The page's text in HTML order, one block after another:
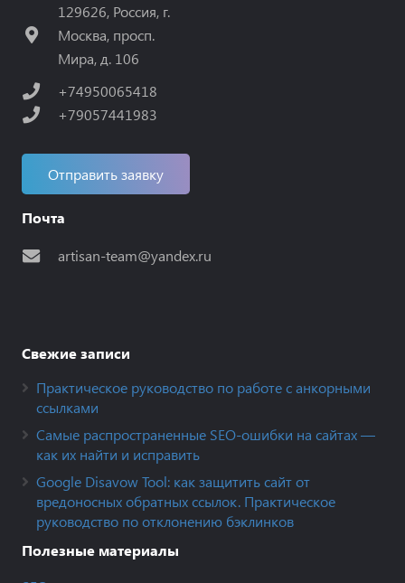
129626, Россия, г.
Москва, просп.
Мира, д. 106
+74950065418
+79057441983
Отправить заявку
Почта
artisan-team@yandex.ru
Свежие записи
Практическое руководство по работе с анкорными
ссылками
Самые распространенные SEO-ошибки на сайтах —
как их найти и исправить
Google Disavow Tool: как защитить сайт от
вредоносных обратных ссылок. Практическое
руководство по отклонению бэклинков
Полезные материалы